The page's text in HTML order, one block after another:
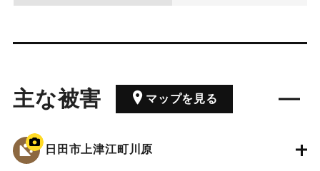
主な被害 マップを見る
日田市上津江町川原